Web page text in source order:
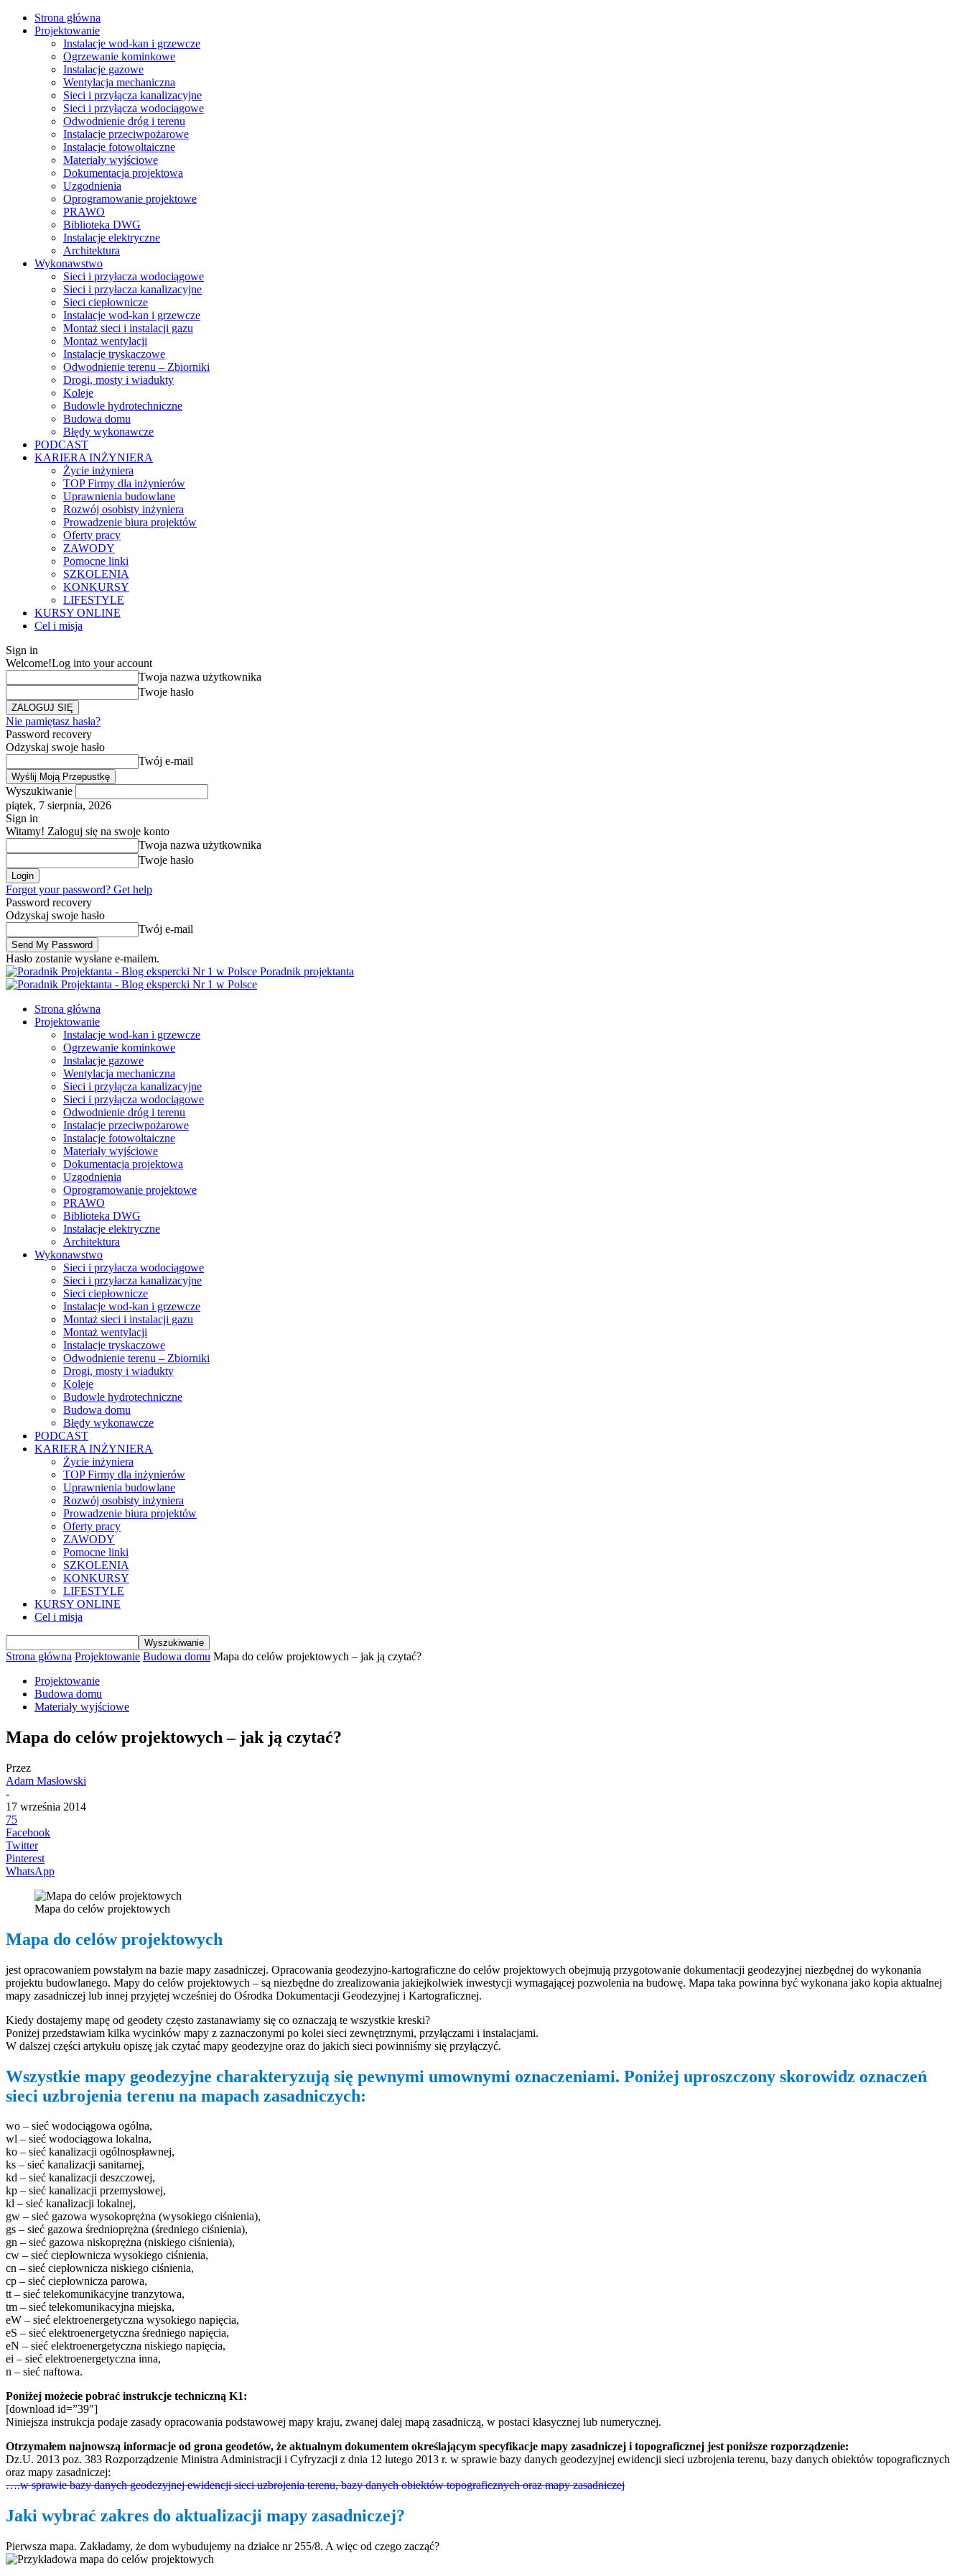
Strona główna
Projektowanie
Instalacje wod-kan i grzewcze
Ogrzewanie kominkowe
Instalacje gazowe
Wentylacja mechaniczna
Sieci i przyłącza kanalizacyjne
Sieci i przyłącza wodociągowe
Odwodnienie dróg i terenu
Instalacje przeciwpożarowe
Instalacje fotowoltaiczne
Materiały wyjściowe
Dokumentacja projektowa
Uzgodnienia
Oprogramowanie projektowe
PRAWO
Biblioteka DWG
Instalacje elektryczne
Architektura
Wykonawstwo
Sieci i przyłacza wodociągowe
Sieci i przyłacza kanalizacyjne
Sieci ciepłownicze
Instalacje wod-kan i grzewcze
Montaż sieci i instalacji gazu
Montaż wentylacji
Instalacje tryskaczowe
Odwodnienie terenu – Zbiorniki
Drogi, mosty i wiadukty
Koleje
Budowle hydrotechniczne
Budowa domu
Błędy wykonawcze
PODCAST
KARIERA INŻYNIERA
Życie inżyniera
TOP Firmy dla inżynierów
Uprawnienia budowlane
Rozwój osobisty inżyniera
Prowadzenie biura projektów
Oferty pracy
ZAWODY
Pomocne linki
SZKOLENIA
KONKURSY
LIFESTYLE
KURSY ONLINE
Cel i misja
Sign in
Welcome!Log into your account
Twoja nazwa użytkownika
Twoje hasło
Nie pamiętasz hasła?
Password recovery
Odzyskaj swoje hasło
Twój e-mail
Wyszukiwanie
piątek, 7 sierpnia, 2026
Sign in
Witamy! Zaloguj się na swoje konto
Twoja nazwa użytkownika
Twoje hasło
Forgot your password? Get help
Password recovery
Odzyskaj swoje hasło
Twój e-mail
Hasło zostanie wysłane e-mailem.
Poradnik projektanta
Strona główna
Projektowanie
Instalacje wod-kan i grzewcze
Ogrzewanie kominkowe
Instalacje gazowe
Wentylacja mechaniczna
Sieci i przyłącza kanalizacyjne
Sieci i przyłącza wodociągowe
Odwodnienie dróg i terenu
Instalacje przeciwpożarowe
Instalacje fotowoltaiczne
Materiały wyjściowe
Dokumentacja projektowa
Uzgodnienia
Oprogramowanie projektowe
PRAWO
Biblioteka DWG
Instalacje elektryczne
Architektura
Wykonawstwo
Sieci i przyłacza wodociągowe
Sieci i przyłacza kanalizacyjne
Sieci ciepłownicze
Instalacje wod-kan i grzewcze
Montaż sieci i instalacji gazu
Montaż wentylacji
Instalacje tryskaczowe
Odwodnienie terenu – Zbiorniki
Drogi, mosty i wiadukty
Koleje
Budowle hydrotechniczne
Budowa domu
Błędy wykonawcze
PODCAST
KARIERA INŻYNIERA
Życie inżyniera
TOP Firmy dla inżynierów
Uprawnienia budowlane
Rozwój osobisty inżyniera
Prowadzenie biura projektów
Oferty pracy
ZAWODY
Pomocne linki
SZKOLENIA
KONKURSY
LIFESTYLE
KURSY ONLINE
Cel i misja
Strona główna Projektowanie Budowa domu Mapa do celów projektowych – jak ją czytać?
Projektowanie
Budowa domu
Materiały wyjściowe
Mapa do celów projektowych – jak ją czytać?
Przez
Adam Masłowski
-
17 września 2014
75
Facebook
Twitter
Pinterest
WhatsApp
Mapa do celów projektowych
Mapa do celów projektowych
jest opracowaniem powstałym na bazie mapy zasadniczej. Opracowania geodezyjno-kartograficzne do celów projektowych obejmują przygotowanie dokumentacji geodezyjnej niezbędnej do wykonania
projektu budowlanego. Mapy do celów projektowych – są niezbędne do zrealizowania jakiejkolwiek inwestycji wymagającej pozwolenia na budowę. Mapa taka powinna być wykonana jako kopia aktualnej
mapy zasadniczej lub innej przyjętej wcześniej do Ośrodka Dokumentacji Geodezyjnej i Kartograficznej.
Kiedy dostajemy mapę od geodety często zastanawiamy się co oznaczają te wszystkie kreski?
Poniżej przedstawiam kilka wycinków mapy z zaznaczonymi po kolei sieci zewnętrznymi, przyłączami i instalacjami.
W dalszej części artykułu opiszę jak czytać mapy geodezyjne oraz do jakich sieci powinniśmy się przyłączyć.
Wszystkie mapy geodezyjne charakteryzują się pewnymi umownymi oznaczeniami. Poniżej uproszczony skorowidz oznaczeń
sieci uzbrojenia terenu na mapach zasadniczych:
wo – sieć wodociągowa ogólna,
wl – sieć wodociągowa lokalna,
ko – sieć kanalizacji ogólnospławnej,
ks – sieć kanalizacji sanitarnej,
kd – sieć kanalizacji deszczowej,
kp – sieć kanalizacji przemysłowej,
kl – sieć kanalizacji lokalnej,
gw – sieć gazowa wysokoprężna (wysokiego ciśnienia),
gs – sieć gazowa średnioprężna (średniego ciśnienia),
gn – sieć gazowa niskoprężna (niskiego ciśnienia),
cw – sieć ciepłownicza wysokiego ciśnienia,
cn – sieć ciepłownicza niskiego ciśnienia,
cp – sieć ciepłownicza parowa,
tt – sieć telekomunikacyjne tranzytowa,
tm – sieć telekomunikacyjna miejska,
eW – sieć elektroenergetyczna wysokiego napięcia,
eS – sieć elektroenergetyczna średniego napięcia,
eN – sieć elektroenergetyczna niskiego napięcia,
ei – sieć elektroenergetyczna inna,
n – sieć naftowa.
Poniżej możecie pobrać instrukcje techniczną K1:
[download id=”39″]
Niniejsza instrukcja podaje zasady opracowania podstawowej mapy kraju, zwanej dalej mapą zasadniczą, w postaci klasycznej lub numerycznej.
Otrzymałem najnowszą informacje od grona geodetów, że aktualnym dokumentem określającym specyfikacje mapy zasadniczej i topograficznej jest poniższe rozporządzenie:
Dz.U. 2013 poz. 383 Rozporządzenie Ministra Administracji i Cyfryzacji z dnia 12 lutego 2013 r. w sprawie bazy danych geodezyjnej ewidencji sieci uzbrojenia terenu, bazy danych obiektów topograficznych
oraz mapy zasadniczej:
….w sprawie bazy danych geodezyjnej ewidencji sieci uzbrojenia terenu, bazy danych obiektów topograficznych oraz mapy zasadniczej
Jaki wybrać zakres do aktualizacji mapy zasadniczej?
Pierwsza mapa. Zakładamy, że dom wybudujemy na działce nr 255/8. A więc od czego zacząć?